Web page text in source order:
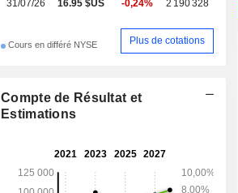
31/07/26 16.95 $US -0,24% 2 190 328
Cours en différé NYSE Plus de cotations
Compte de Résultat et
Estimations